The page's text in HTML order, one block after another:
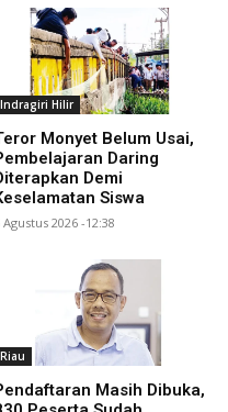
Indragiri Hilir
Monyet Belum Usai,
Daring
Demi
Siswa
Agustus 2026 -12:38
Riau
Masih Dibuka,